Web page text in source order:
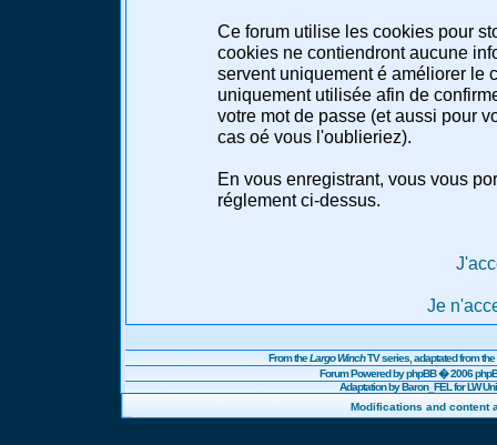
Ce forum utilise les cookies pour
cookies ne contiendront aucune
servent uniquement é améliorer le
uniquement utilisée afin de
votre mot de passe (et aussi pour
cas oé vous l'oublieriez).
En vous enregistrant, vous vous
réglement ci-dessus.
Je
From theLargo WinchTV series, adaptated from
Forum Powered byphpBB� 2006
Adaptation by Baron_FEL for LW
Modifications and content